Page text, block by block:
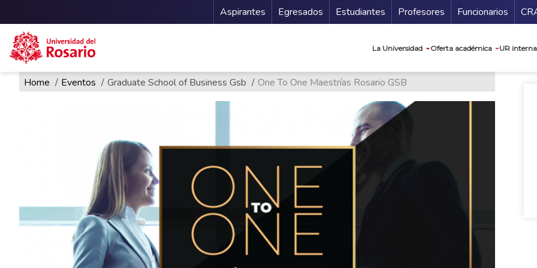
Pasar al contenido principal
Menu Secundario
Aspirantes Egresados Estudiantes Profesores Funcionarios
La Universidad Oferta académica UR
Ruta de navegación
Home Eventos Graduate School of Business Gsb One To One Maestrías Rosario GSB